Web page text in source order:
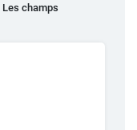
Les champs